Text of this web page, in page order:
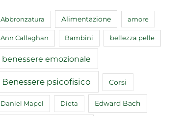
Abbronzatura Alimentazione amore
Ann Callaghan Bambini bellezza pelle
benessere emozionale
Benessere psicofisico Corsi
Daniel Mapel Dieta Edward Bach